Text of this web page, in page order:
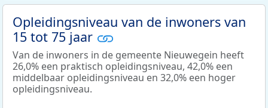
Opleidingsniveau van de inwoners van
15 tot 75 jaar
Van de inwoners in de gemeente Nieuwegein heeft
26,0% een praktisch opleidingsniveau, 42,0% een
middelbaar opleidingsniveau en 32,0% een hoger
opleidingsniveau.